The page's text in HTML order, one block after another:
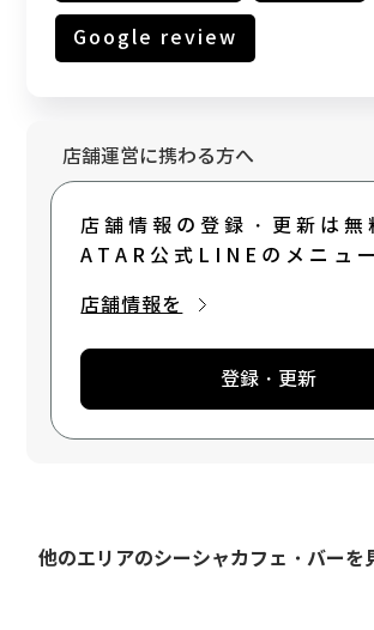
Google review
店舗運営に携わる方へ
店舗情報の登録・更新は無
ATAR公式LINEのメニュ
店舗情報を
登録・更新
他のエリアのシーシャカフェ・バーを